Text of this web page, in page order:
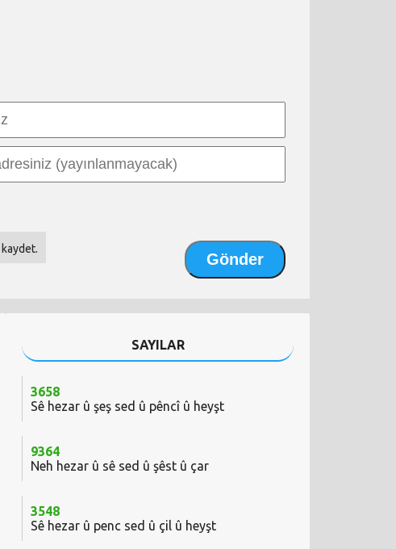
kaydet.
SAYILAR
3658
Sê hezar û şeş sed û pêncî û heyşt
9364
Neh hezar û sê sed û şêst û çar
3548
Sê hezar û penc sed û çil û heyşt